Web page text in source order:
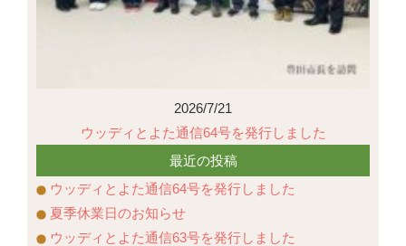
2026/7/21
ウッディとよた通信64号を発行しました
最近の投稿
ウッディとよた通信64号を発行しました
夏季休業日のお知らせ
ウッディとよた通信63号を発行しました